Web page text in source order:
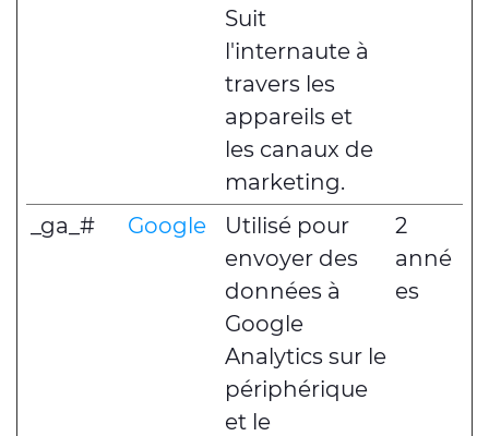
Suit
l'internaute à
travers les
appareils et
les canaux de
marketing.
_ga_# Google
Utilisé pour
envoyer des
données à
Google
Analytics sur le
périphérique
et le
2
anné
es